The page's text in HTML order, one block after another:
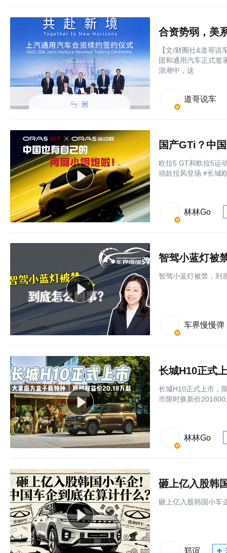
合资势弱，美
【文/财圈社&道哥
团和通用汽车正式签
浪潮中，这
道哥说车
国产GTi？中
欧拉5 GT和欧拉5运
动款拉风登场 #长城
林林Go
智驾小蓝灯被
智驾小蓝灯被禁，到
车界慢慢弹
长城H10正式
长城H10正式上市，
市限时换新价201800
林林Go
砸上亿入股韩
砸上亿入股韩国小车
郑谊